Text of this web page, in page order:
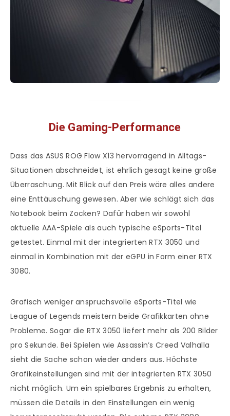
Die Gaming-Performance
Dass das ASUS ROG Flow X13 hervorragend in Alltags-
Situationen abschneidet, ist ehrlich gesagt keine große
Überraschung. Mit Blick auf den Preis wäre alles andere
eine Enttäuschung gewesen. Aber wie schlägt sich das
Notebook beim Zocken? Dafür haben wir sowohl
aktuelle AAA-Spiele als auch typische eSports-Titel
getestet. Einmal mit der integrierten RTX 3050 und
einmal in Kombination mit der eGPU in Form einer RTX
3080.
Grafisch weniger anspruchsvolle eSports-Titel wie
League of Legends meistern beide Grafikkarten ohne
Probleme. Sogar die RTX 3050 liefert mehr als 200 Bilder
pro Sekunde. Bei Spielen wie Assassin’s Creed Valhalla
sieht die Sache schon wieder anders aus. Höchste
Grafikeinstellungen sind mit der integrierten RTX 3050
nicht möglich. Um ein spielbares Ergebnis zu erhalten,
müssen die Details in den Einstellungen ein wenig